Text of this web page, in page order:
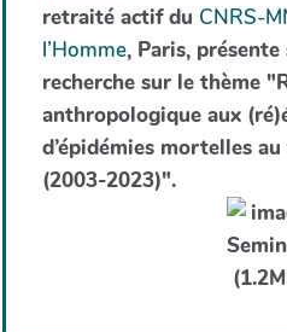
retraité actif du CNRS-
l’Homme, Paris,
recherche sur le thème
anthropologique aux
d’épidémies mortelles
(2003-2023)".